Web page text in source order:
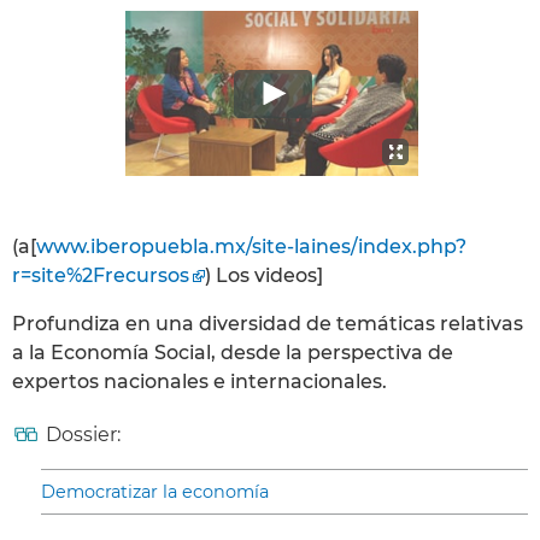
(a[www.iberopuebla.mx/site-laines/index.php?
r=site%2Frecursos
) Los videos]
Profundiza en una diversidad de temáticas relativas
a la Economía Social, desde la perspectiva de
expertos nacionales e internacionales.
Dossier:
Democratizar la economía